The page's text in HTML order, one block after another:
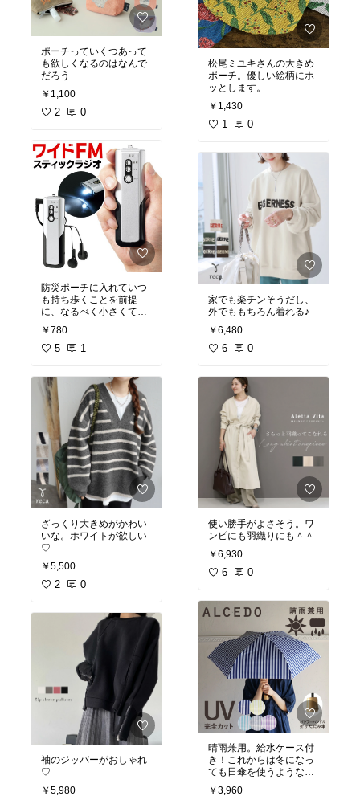
ポーチっていくつあって
も欲しくなるのはなんで
だろう
￥1,100
2 0
防災ポーチに入れていつ
も持ち歩くことを前提
に、なるべく小さくて軽
いものをリサーチしてこ
ちらに決めました。イヤ
ホンで聞く仕様ですが問
て！びっくりしました
が、音も問題なくしっか
り聞けて満足です。小さ
いぶん、どの局の電波を
拾ったのか表示する場所
がなくわかりませんが、
ラジオは頻繁に局名をジ
ングルなどで流すので、
自分の使用目的では問題
ないと思っています。大
満足な買い物でした＾＾
￥780
5 1
ざっくり大きめがかわい
いな。ホワイトが欲しい
♡
￥5,500
2 0
袖のジッバーがおしゃれ
♡
￥5,980
松尾ミユキさんの大きめ
ポーチ。優しい絵柄にホ
ッとします。
￥1,430
1 0
家でも楽チンそうだし、
外でももちろん着れる♪
￥6,480
6 0
使い勝手がよさそう。ワ
ンピにも羽織りにも＾＾
￥6,930
6 0
晴雨兼用。給水ケース付
き！これからは冬になっ
ても日傘を使うような気
がする・・
￥3,960